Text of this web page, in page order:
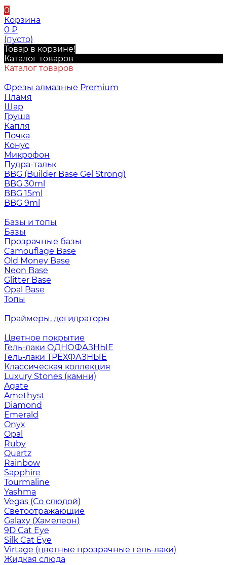
0
Корзина
0 ₽
(пусто)
Товар в корзине!
Каталог товаров
Каталог товаров
Фрезы алмазные Premium
Пламя
Шар
Груша
Капля
Почка
Конус
Микрофон
Пудра-тальк
BBG (Builder Base Gel Strong)
BBG 30ml
BBG 15ml
BBG 9ml
Базы и топы
Базы
Прозрачные базы
Camouflage Base
Old Money Base
Neon Base
Glitter Base
Opal Base
Топы
Праймеры, дегидраторы
Цветное покрытие
Гель-лаки ОДНОФАЗНЫЕ
Гель-лаки ТРЕХФАЗНЫЕ
Классическая коллекция
Luxury Stones (камни)
Agate
Amethyst
Diamond
Emerald
Onyx
Opal
Ruby
Quartz
Rainbow
Sapphire
Tourmaline
Yashma
Vegas (Со слюдой)
Светоотражающие
Galaxy (Хамелеон)
9D Cat Eye
Silk Cat Eye
Virtage (цветные прозрачные гель-лаки)
Жидкая слюда